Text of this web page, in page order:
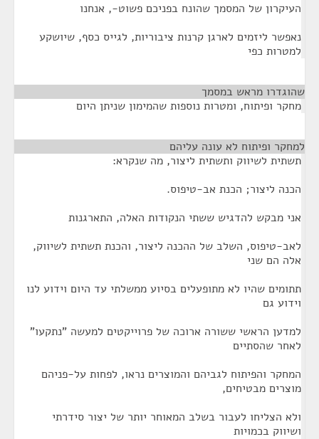
העיקרון של המסמך שהונח בפניכם פשוט-, אנחנו
נאפשר ליזמים לארגן קרנות ציבוריות, לגייס כסף, שיושקע
למטרות כפי
שהוגדרו מראש במסמך
מחקר ופיתוח, ומטרות נוספות שהמימון שניתן היום
למחקר ופיתוח לא עונה עליהם
תשתית לשיווק ותשתית ליצור, מה שנקרא:
הכנה ליצור; הכנת אב-טיפוס.
אני מבקש להדגיש ששתי הנקודות האלה, התארגנות
לאב-טיפוס, השלב של ההכנה ליצור, והכנת תשתית לשיווק,
אלה הם שני
תתומים שהיו לא מתופעלים בסיוע ממשלתי עד היום וידוע לנו
וידוע גם
למדען הראשי ששורה ארוכה של פרוייקטים למעשה "נתקעו"
לאחר שהסתיים
המחקר והפיתוח לגביהם והמוצרים נראו, לפחות על-פניהם
מוצרים מבטיחים,
ולא הצליחו לעבור בשלב המאוחר יותר של יצור סידרתי
ושיווק בכמויות